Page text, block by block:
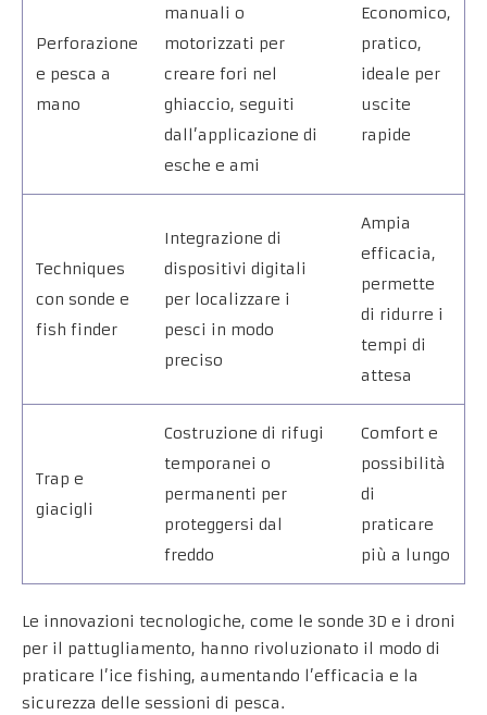
Perforazione
e pesca a
mano
manuali o
motorizzati per
creare fori nel
ghiaccio, seguiti
dall’applicazione di
esche e ami
Economico,
pratico,
ideale per
uscite
rapide
Techniques
con sonde e
fish finder
Integrazione di
dispositivi digitali
per localizzare i
pesci in modo
preciso
Ampia
efficacia,
permette
di ridurre i
tempi di
attesa
Trap e
giacigli
Costruzione di rifugi
temporanei o
permanenti per
proteggersi dal
freddo
Comfort e
possibilità
di
praticare
più a lungo
Le innovazioni tecnologiche, come le sonde 3D e i droni
per il pattugliamento, hanno rivoluzionato il modo di
praticare l’ice fishing, aumentando l’efficacia e la
sicurezza delle sessioni di pesca.